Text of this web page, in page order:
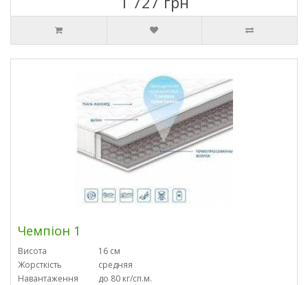
Чемпіон 1
Висота
16 см
Жорсткість
средняя
Навантаження
до 80 кг/сп.м.